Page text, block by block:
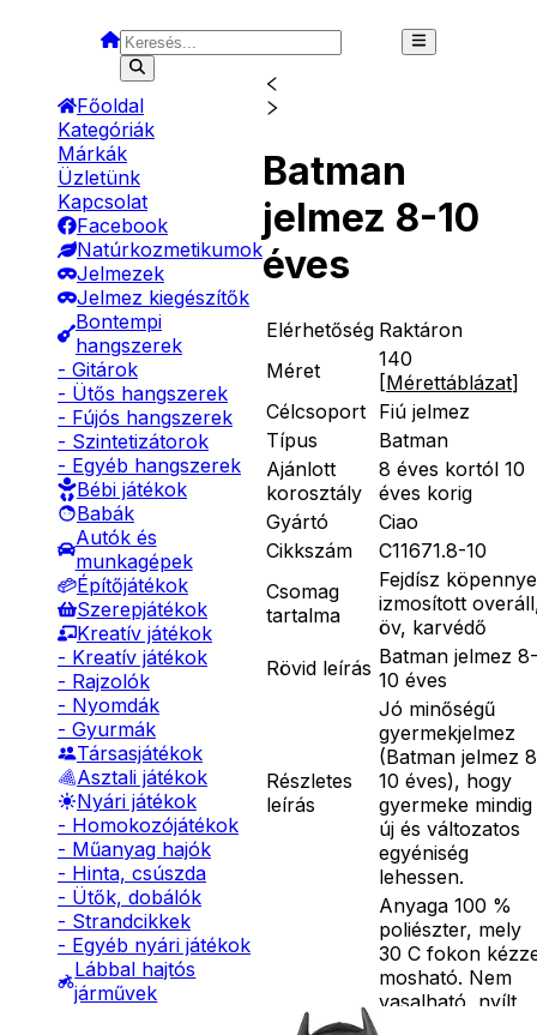
Főoldal
Kategóriák
Márkák
Üzletünk
Kapcsolat
Facebook
Natúrkozmetikumok
Jelmezek
Jelmez kiegészítők
Bontempi
hangszerek
- Gitárok
- Ütős hangszerek
- Fújós hangszerek
- Szintetizátorok
- Egyéb hangszerek
Bébi játékok
Babák
Autók és
munkagépek
Építőjátékok
Szerepjátékok
Kreatív játékok
- Kreatív játékok
- Rajzolók
- Nyomdák
- Gyurmák
Társasjátékok
Asztali játékok
Nyári játékok
- Homokozójátékok
- Műanyag hajók
- Hinta, csúszda
- Ütők, dobálók
- Strandcikkek
- Egyéb nyári játékok
Lábbal hajtós
járművek
Batman
jelmez 8-10
éves
Elérhetőség Raktáron
Méret
140
[Mérettáblázat]
Célcsoport Fiú jelmez
Típus
Batman
Ajánlott
korosztály
8 éves kortól 10
éves korig
Gyártó
Ciao
Cikkszám
C11671.8-10
Csomag
tartalma
Fejdísz
izmosított
öv, karvédő
Rövid leírás Batman jelmez 8-
10 éves
Részletes
leírás
Jó minőségű
gyermekjelmez
(Batman jelmez
10 éves), hogy
gyermeke mindig
új és változatos
egyéniség
lehessen.
Anyaga 100 %
poliészter, mely
30 C fokon
mosható. Nem
vasalható, nyílt